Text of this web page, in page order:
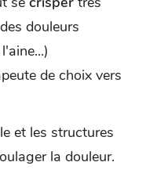
douleurs
de choix vers
et les structures
la douleur.